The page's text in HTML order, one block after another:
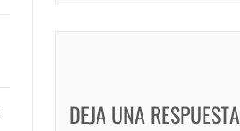
DEJA UNA RESPUESTA